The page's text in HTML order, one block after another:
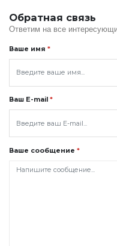
Обратная связь
Ответим на все
Ваше имя *
Ваш E-mail *
Ваше сообщение *